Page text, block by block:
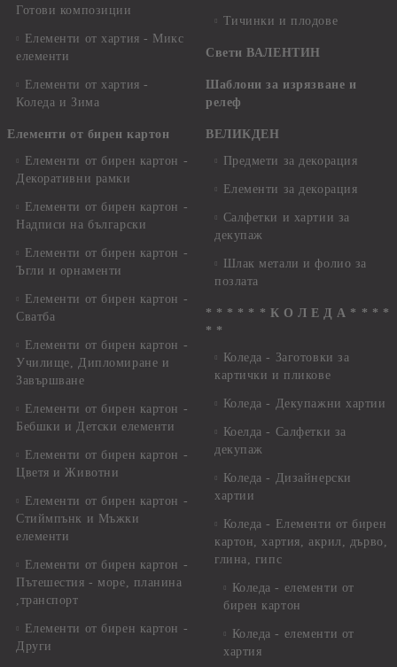
Готови композиции
Елементи от хартия - Микс
елементи
Елементи от хартия -
Коледа и Зима
Елементи от бирен картон
Елементи от бирен картон -
Декоративни рамки
Елементи от бирен картон -
Надписи на български
Елементи от бирен картон -
Ъгли и орнаменти
Елементи от бирен картон -
Сватба
Елементи от бирен картон -
Училище, Дипломиране и
Завършване
Елементи от бирен картон -
Бебшки и Детски елементи
Елементи от бирен картон -
Цветя и Животни
Елементи от бирен картон -
Стиймпънк и Мъжки
елементи
Елементи от бирен картон -
Пътешестия - море, планина
,транспорт
Елементи от бирен картон -
Други
Тичинки и плодове
Свети ВАЛЕНТИН
Шаблони за изрязване и
релеф
ВЕЛИКДЕН
Предмети за декорация
Елементи за декорация
Салфетки и хартии за
декупаж
Шлак метали и фолио за
позлата
* * * * * * К О Л Е Д А * * * *
* *
Коледа - Заготовки за
картички и пликове
Коледа - Декупажни хартии
Коелда - Салфетки за
декупаж
Коледа - Дизайнерски
хартии
Коледа - Eлементи от бирен
картон, хартия, акрил, дърво,
глина, гипс
Коледа - елементи от
бирен картон
Коледа - елементи от
хартия